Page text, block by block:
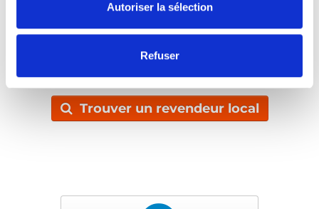
Autoriser la sélection
Refuser
Trouver un revendeur local